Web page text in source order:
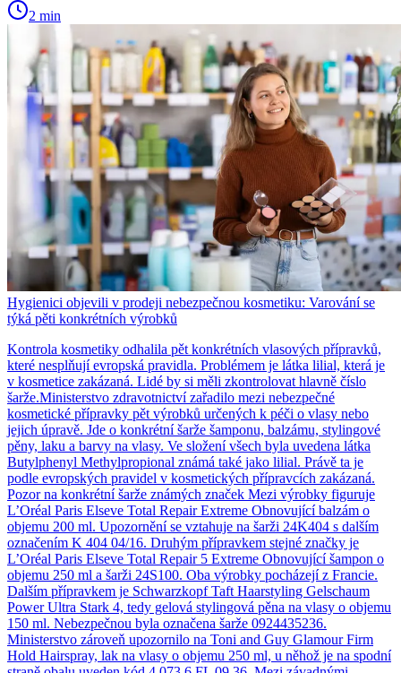
2 min
Hygienici objevili v prodeji nebezpečnou kosmetiku: Varování se
týká pěti konkrétních výrobků
Kontrola kosmetiky odhalila pět konkrétních vlasových přípravků,
které nesplňují evropská pravidla. Problémem je látka lilial, která je
v kosmetice zakázaná. Lidé by si měli zkontrolovat hlavně číslo
šarže.Ministerstvo zdravotnictví zařadilo mezi nebezpečné
kosmetické přípravky pět výrobků určených k péči o vlasy nebo
jejich úpravě. Jde o konkrétní šarže šamponu, balzámu, stylingové
pěny, laku a barvy na vlasy. Ve složení všech byla uvedena látka
Butylphenyl Methylpropional známá také jako lilial. Právě ta je
podle evropských pravidel v kosmetických přípravcích zakázaná.
Pozor na konkrétní šarže známých značek Mezi výrobky figuruje
L’Oréal Paris Elseve Total Repair Extreme Obnovující balzám o
objemu 200 ml. Upozornění se vztahuje na šarži 24K404 s dalším
označením K 404 04/16. Druhým přípravkem stejné značky je
L’Oréal Paris Elseve Total Repair 5 Extreme Obnovující šampon o
objemu 250 ml a šarži 24S100. Oba výrobky pocházejí z Francie.
Dalším přípravkem je Schwarzkopf Taft Haarstyling Gelschaum
Power Ultra Stark 4, tedy gelová stylingová pěna na vlasy o objemu
150 ml. Nebezpečnou byla označena šarže 0924435236.
Ministerstvo zároveň upozornilo na Toni and Guy Glamour Firm
Hold Hairspray, lak na vlasy o objemu 250 ml, u něhož je na spodní